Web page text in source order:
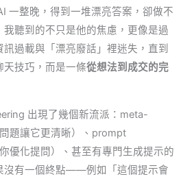
一整晚，得到一堆漂亮答案，卻做不
聽到的不只是他的焦慮，更像是過
過載與「漂亮廢話」裡迷失，直到
技巧，而是一條從想法到成交的完
出現了幾個新流派：meta-
題讓它更清晰）、prompt
優化提問）、甚至有專門生成提示的
沒有一個終點——例如「這個提示會